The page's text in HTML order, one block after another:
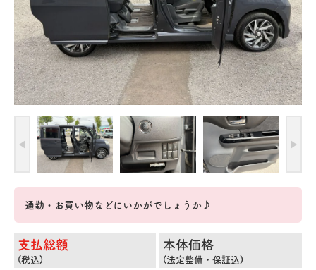
通勤・お買い物などにいかがでしょうか♪
支払総額
(税込)
本体価格
(法定整備・保証込)